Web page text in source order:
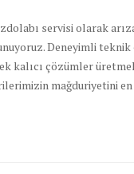
servisi olarak
Deneyimli
kalıcı çözümler
mağduriyetini